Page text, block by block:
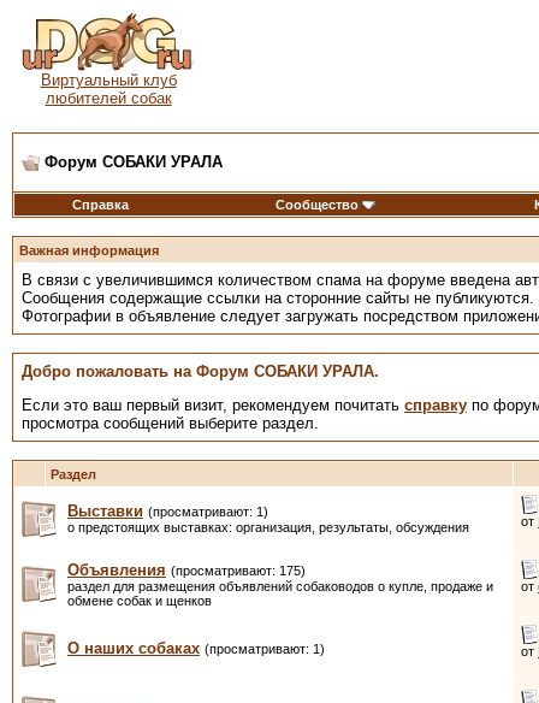
Виртуальный клуб
любителей собак
Форум СОБАКИ УРАЛА
Справка Сообщество
Важная информация
В связи с увеличившимся количеством спама на форуме введена
Сообщения содержащие ссылки на сторонние сайты не публикуются.
Фотографии в объявление следует загружать посредством
Добро пожаловать на Форум СОБАКИ УРАЛА.
Если это ваш первый визит, рекомендуем почитать справку по
просмотра сообщений выберите раздел.
Раздел
Выставки (просматривают: 1)
о предстоящих выставках: организация, результаты, обсуждения
от
Объявления (просматривают: 175)
раздел для размещения объявлений собаководов о купле, продаже и
обмене собак и щенков
от
О наших собаках (просматривают: 1) от